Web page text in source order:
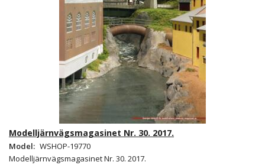
Modelljärnvägsmagasinet Nr. 30. 2017.
Model: WSHOP-19770
Modelljärnvägsmagasinet Nr. 30. 2017.